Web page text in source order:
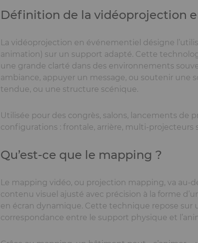
Définition de la vidéoprojection
La vidéoprojection en événementiel désigne
animation) sur un support adapté. Cette
une grande clarté dans des environnements
ambiance, appuyer un message, ou soutenir une
tendue, ou une structure scénique.
Utilisée pour des congrès, salons, lancements de
configurations : frontale, arrière, multi-projecteurs
Qu’est-ce que le mapping ?
Le mapping vidéo, ou projection mapping, va au-
contenu visuel ajusté avec précision à la forme
en écran dynamique. Cette technique repose
correspondance entre le support physique et